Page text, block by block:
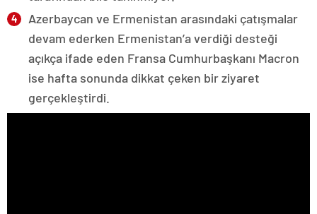
Azerbaycan ve Ermenistan arasındaki çatışmalar
devam ederken Ermenistan’a verdiği desteği
açıkça ifade eden Fransa Cumhurbaşkanı Macron
ise hafta sonunda dikkat çeken bir ziyaret
gerçekleştirdi.